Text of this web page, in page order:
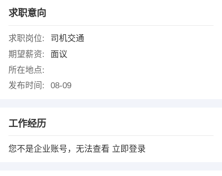
求职意向
求职岗位:
司机交通
期望薪资:
面议
所在地点:
发布时间:
08-09
工作经历
您不是企业账号，无法查看 立即登录